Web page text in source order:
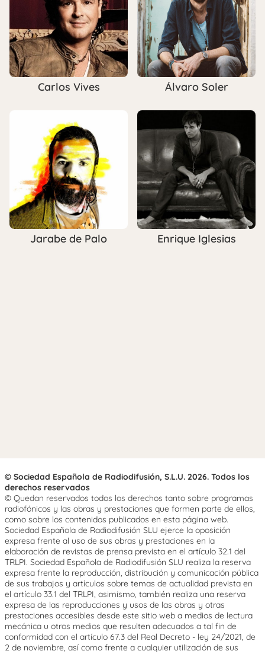
Carlos Vives Álvaro Soler
Jarabe de Palo Enrique Iglesias
© Sociedad Española de Radiodifusión, S.L.U. 2026. Todos los
derechos reservados
© Quedan reservados todos los derechos tanto sobre programas
radiofónicos y las obras y prestaciones que formen parte de ellos,
como sobre los contenidos publicados en esta página web.
Sociedad Española de Radiodifusión SLU ejerce la oposición
expresa frente al uso de sus obras y prestaciones en la
elaboración de revistas de prensa prevista en el artículo 32.1 del
TRLPI. Sociedad Española de Radiodifusión SLU realiza la reserva
expresa frente la reproducción, distribución y comunicación pública
de sus trabajos y artículos sobre temas de actualidad prevista en
el artículo 33.1 del TRLPI, asimismo, también realiza una reserva
expresa de las reproducciones y usos de las obras y otras
prestaciones accesibles desde este sitio web a medios de lectura
mecánica u otros medios que resulten adecuados a tal fin de
conformidad con el artículo 67.3 del Real Decreto - ley 24/2021, de
2 de noviembre, así como frente a cualquier utilización de sus